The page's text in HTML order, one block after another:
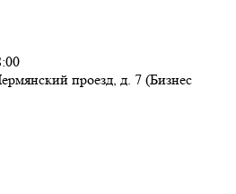
проезд, д. 7 (Бизнес